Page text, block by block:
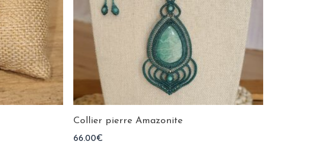
Collier pierre Amazonite
66.00€